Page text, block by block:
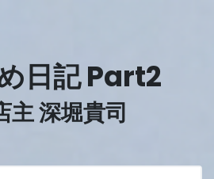
日記 Part2
主 深堀貴司